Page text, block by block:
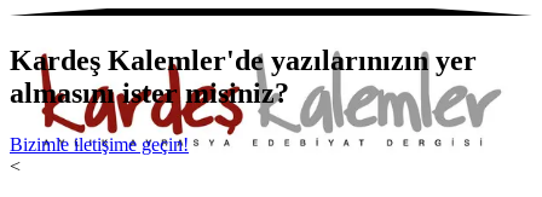
Kardeş Kalemler'de yazılarınızın yer
almasını ister misiniz?
Bizimle iletişime geçin!
<